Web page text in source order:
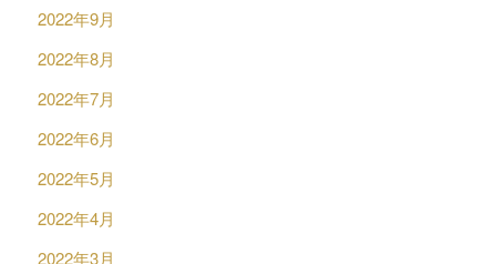
2022年9月
2022年8月
2022年7月
2022年6月
2022年5月
2022年4月
2022年3月